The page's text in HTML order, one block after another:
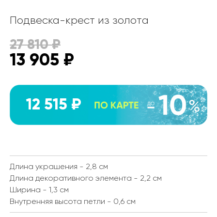
Подвеска-крест из золота
27 810₽
13 905 ₽
12 515 ₽
Длина украшения - 2,8 см
Длина декоративного элемента - 2,2 см
Ширина - 1,3 см
Внутренняя высота петли - 0,6 см